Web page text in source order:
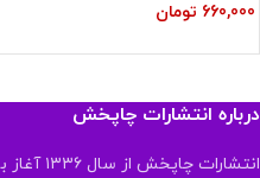
660,000 تومان
درباره انتشارات چاپخش